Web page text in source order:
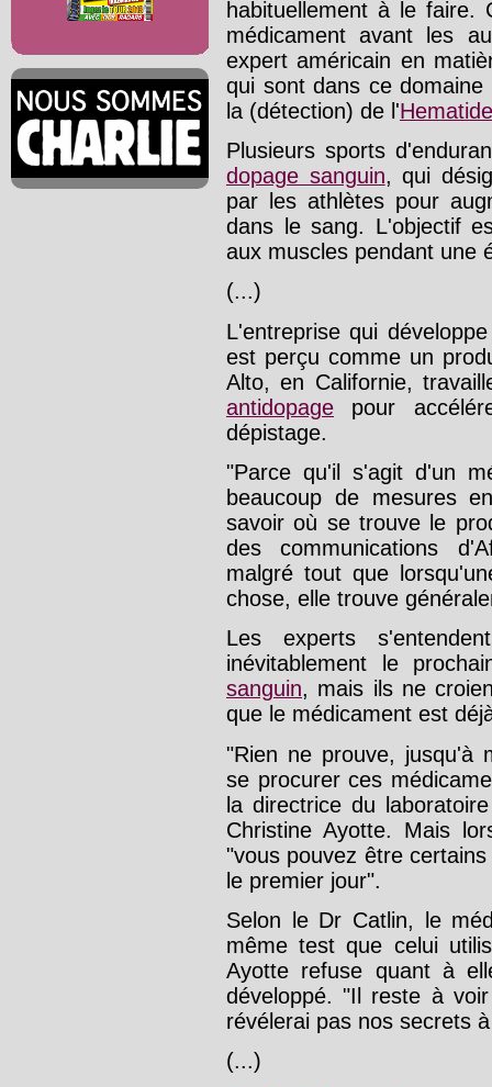
habituellement à le faire.
médicament avant les
expert américain en
qui sont dans ce
la (détection) de l'Hematide
Plusieurs sports
dopage sanguin, qui
par les athlètes pour
dans le sang. L'objectif
aux muscles pendant une
(...)
L'entreprise qui
est perçu comme un
Alto, en Californie,
antidopage pour
dépistage.
"Parce qu'il s'agit d'un
beaucoup de mesures
savoir où se trouve le
des communications
malgré tout que
chose, elle trouve
Les experts
inévitablement le
sanguin, mais ils ne
que le médicament est
"Rien ne prouve, jusqu'à
se procurer ces
la directrice du
Christine Ayotte. Mais
"vous pouvez être
le premier jour".
Selon le Dr Catlin, le
même test que celui
Ayotte refuse quant à
développé. "Il reste à
révélerai pas nos secrets
(...)